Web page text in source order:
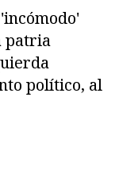
patria
político, al